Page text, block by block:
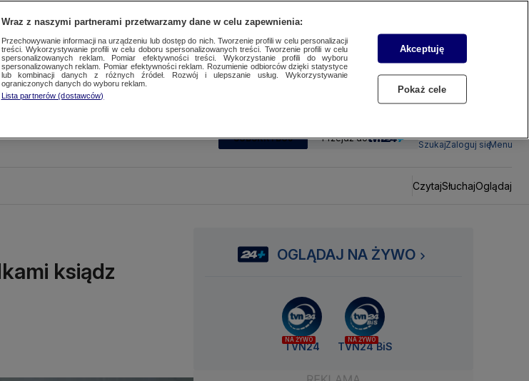
SUBSKRYBUJ Przejdź do
SzukajZaloguj sięMenu
CzytajSłuchajOglądaj
ksiądz
OGLĄDAJ NA ŻYWO
NA ŻYWO
TVN24
NA ŻYWO
TVN24 BiS
Wraz z naszymi partnerami przetwarzamy dane w celu zapewnienia:
Przechowywanie informacji na urządzeniu lub dostęp do nich. Tworzenie profili w celu personalizacji
treści. Wykorzystywanie profili w celu doboru spersonalizowanych treści. Tworzenie profili w celu
spersonalizowanych reklam. Pomiar efektywności treści. Wykorzystanie profili do wyboru
spersonalizowanych reklam. Pomiar efektywności reklam. Rozumienie odbiorców dzięki statystyce
lub kombinacji danych z różnych źródeł. Rozwój i ulepszanie usług. Wykorzystywanie
ograniczonych danych do wyboru reklam.
Lista partnerów (dostawców)
Akceptuję
Pokaż cele